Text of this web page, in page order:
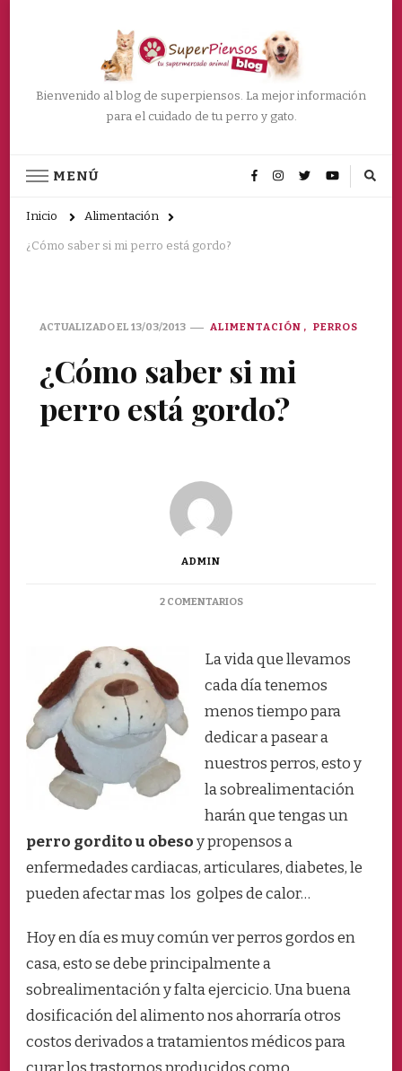
Bienvenido al blog de superpiensos. La mejor información
para el cuidado de tu perro y gato.
MENÚ
Inicio Alimentación
¿Cómo saber si mi perro está gordo?
ACTUALIZADO EL 13/03/2013 ALIMENTACIÓN PERROS
¿Cómo saber si mi
perro está gordo?
ADMIN
2 COMENTARIOSEN
SI
PERRO
ESTÁ
GORDO?
La vida que llevamos
cada día tenemos
menos tiempo para
dedicar a pasear a
nuestros perros, esto y
la sobrealimentación
harán que tengas un
perro gordito u obesoy propensos a
enfermedades cardiacas, articulares, diabetes, le
pueden afectar mas los golpes de calor…
Hoy en día es muy común ver perros gordos en
casa, esto se debe principalmente a
sobrealimentación y falta ejercicio. Una buena
dosificación del alimento nos ahorraría otros
costos derivados a tratamientos médicos para